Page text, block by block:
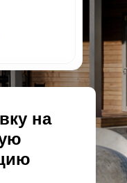
на